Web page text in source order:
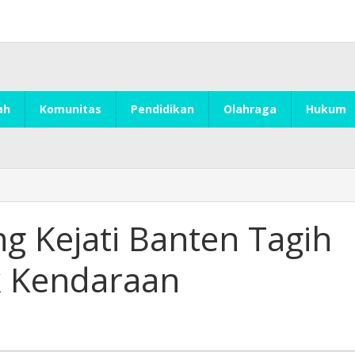
Komunitas Pendidikan Olahraga Hukum
Kejati Banten Tagih